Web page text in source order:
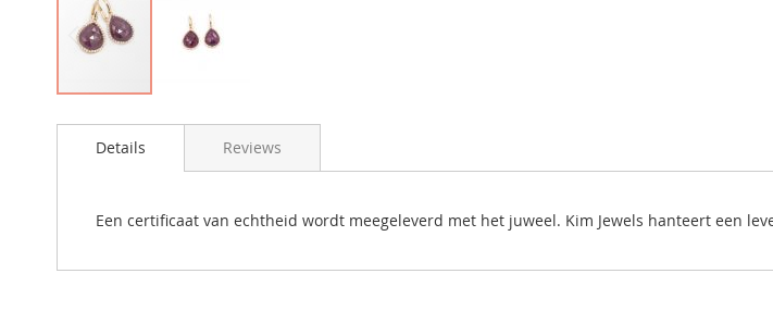
Details
Een certificaat van echtheid wordt meegeleverd met het juweel. Kim Jewels hanteert een
Reviews